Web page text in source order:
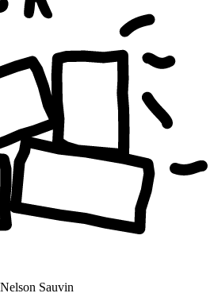
Sauvin